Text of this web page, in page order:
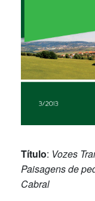
Título: Vozes
Paisagens de
Cabral